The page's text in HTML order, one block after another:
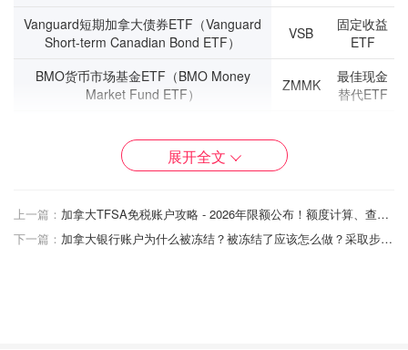
Vanguard短期加拿大债券ETF（Vanguard
Short-term Canadian Bond ETF）
VSB
固定收益
ETF
BMO货币市场基金ETF（BMO Money
Market Fund ETF）
ZMMK
最佳现金
替代ETF
Cash Maximizer Corporate Class ETF）
Purpose高利息储蓄ETF（Purpose High
Interest Savings ETF）
PSA
最佳现金
替代ETF
展开全文
上一篇：
加拿大TFSA免税账户攻略 - 2026年限额公布！额度计算、查询方式、取款和罚款规则！
下一篇：
加拿大银行账户为什么被冻结？被冻结了应该怎么做？采取步骤如下....